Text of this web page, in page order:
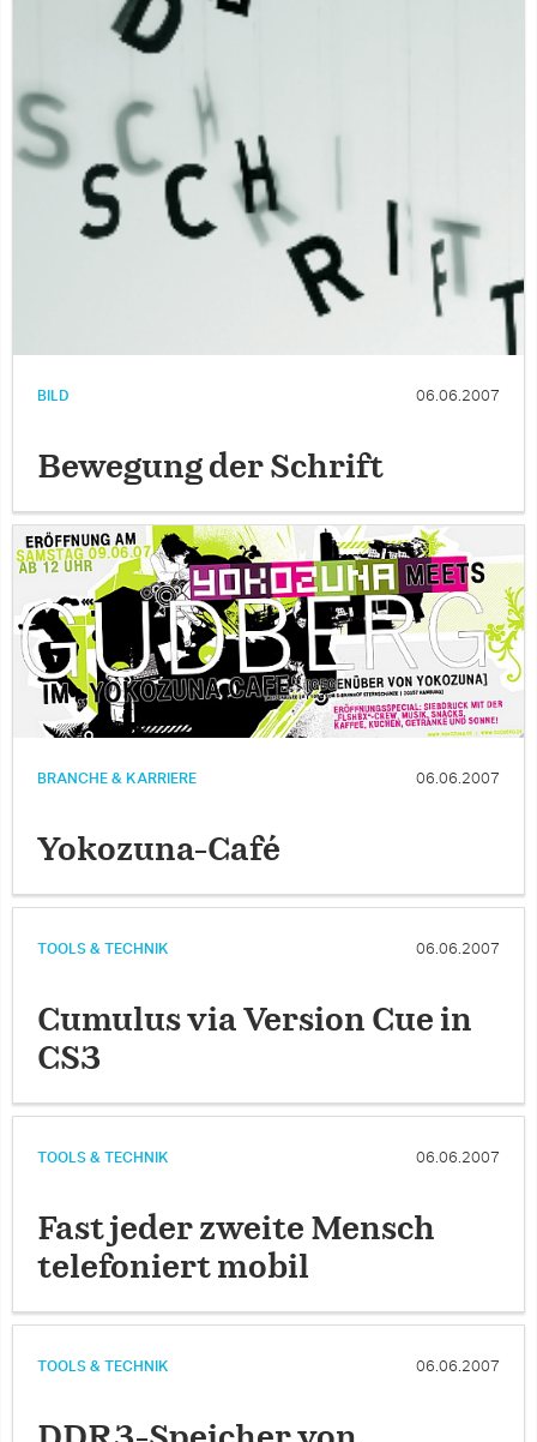
BILD 06.06.2007
Bewegung der Schrift
BRANCHE & KARRIERE 06.06.2007
Yokozuna-Café
TOOLS & TECHNIK 06.06.2007
Cumulus via Version Cue in
CS3
TOOLS & TECHNIK 06.06.2007
Fast jeder zweite Mensch
telefoniert mobil
TOOLS & TECHNIK 06.06.2007